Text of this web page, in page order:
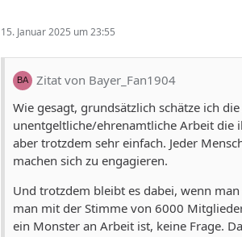
15. Januar 2025 um 23:55
Zitat von Bayer_Fan1904
Wie gesagt, grundsätzlich schätze ich
unentgeltliche/ehrenamtliche Arbeit die
aber trotzdem sehr einfach. Jeder
machen sich zu engagieren.
Und trotzdem bleibt es dabei, wenn
man mit der Stimme von 6000
ein Monster an Arbeit ist, keine Frage.